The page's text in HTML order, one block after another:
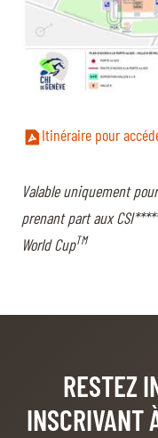
MÉDIAS
FR EN
Itinéraire pour
Valable uniquement
prenant part aux
World CupTM
RESTEZ
INSCRIVANT